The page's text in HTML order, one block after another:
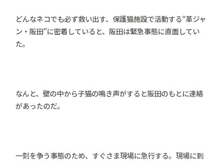
どんなネコでも必ず救い出す、保護猫施設で活動する“革ジャ
ン・阪田”に密着していると、阪田は緊急事態に直面してい
た。
なんと、壁の中から子猫の鳴き声がすると阪田のもとに連絡
があったのだ。
一刻を争う事態のため、すぐさま現場に急行する。現場に到